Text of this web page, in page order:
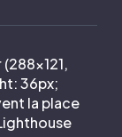
36px;
la place